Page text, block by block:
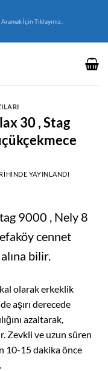
İçin Tıklayınız..
30 , Stag
YAYINLANDI
9000 , Nely 8
cennet
bilir.
olarak erkeklik
aşırı derecede
azaltarak,
Zevkli ve uzun süren
10-15 dakika önce